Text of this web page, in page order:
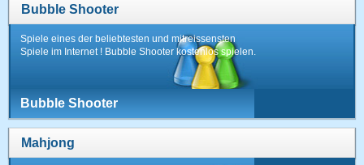
Bubble Shooter
Spiele eines der beliebtesten und mitreissensten
Spiele im Internet ! Bubble Shooter kostenlos spielen.
Bubble Shooter
Mahjong